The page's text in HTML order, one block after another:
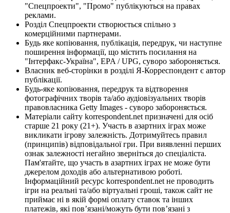
"Спецпроекти", "Промо" публікуються на правах
реклами.
Розділ Спецпроекти створюється спільно з
комерційними партнерами.
Будь яке копіювання, публікація, передрук, чи наступне
поширення інформації, що містить посилання на
"Інтерфакс-Україна", EPA / UPG, суворо забороняється.
Власник веб-сторінки в розділі Я-Корреспондент є автор
публікації.
Будь-яке копіювання, передрук та відтворення
фотографічних творів та/або аудіовізуальних творів
правовласника Getty Images - суворо забороняється.
Матеріали сайту korrespondent.net призначені для осіб
старше 21 року (21+). Участь в азартних іграх може
викликати ігрову залежність. Дотримуйтесь правил
(принципів) відповідальної гри. При виявленні перших
ознак залежності негайно зверніться до спеціаліста.
Пам'ятайте, що участь в азартних іграх не може бути
джерелом доходів або альтернативою роботі.
Інформаційний ресурс korrespondent.net не проводить
ігри на реальні та/або віртуальні гроші, також сайт не
приймає ні в якій формі оплату ставок та інших
платежів, які пов’язані/можуть бути пов’язані з